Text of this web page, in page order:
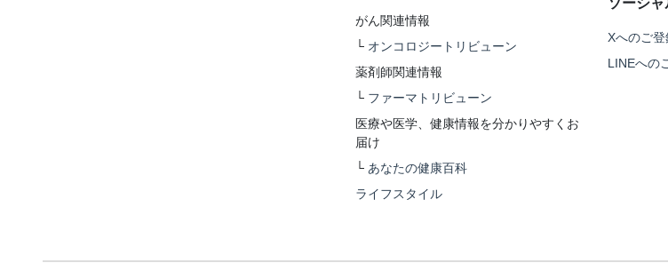
がん関連情報
└ オンコロジートリビューン
薬剤師関連情報
└ ファーマトリビューン
医療や医学、健康情報を分かりやすくお
届け
└ あなたの健康百科
ライフスタイル
ソーシ
Xへのご登
LINEへの